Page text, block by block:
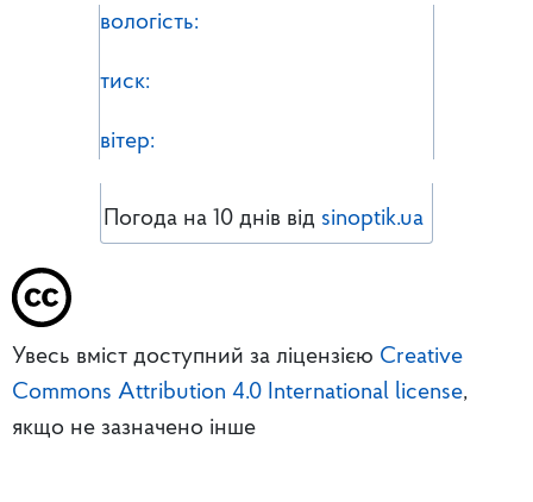
вологість:
тиск:
вітер:
Погода на 10 днів від sinoptik.ua
Увесь вміст доступний за ліцензією Creative
Commons Attribution 4.0 International license,
якщо не зазначено інше